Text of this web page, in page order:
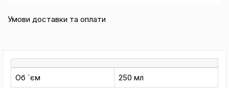
Умови доставки та оплати
Об `єм 250 мл